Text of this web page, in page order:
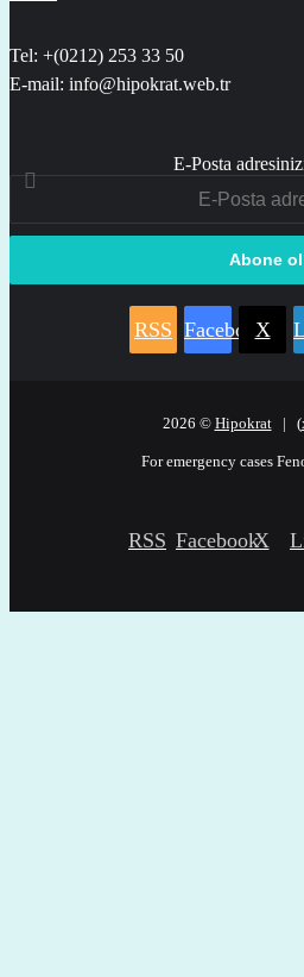
Tel: +(0212) 253 33 50
E-mail: info@hipokrat.web.tr
E-Posta
RSS Facebook
X
2026 © Hipokrat| (
For emergency cases
RSS FacebookX